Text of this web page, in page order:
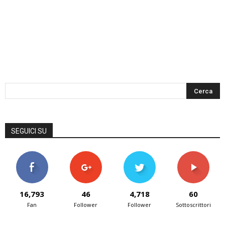
SEGUICI SU
16,793
Fan
46
Follower
4,718
Follower
60
Sottoscrittori